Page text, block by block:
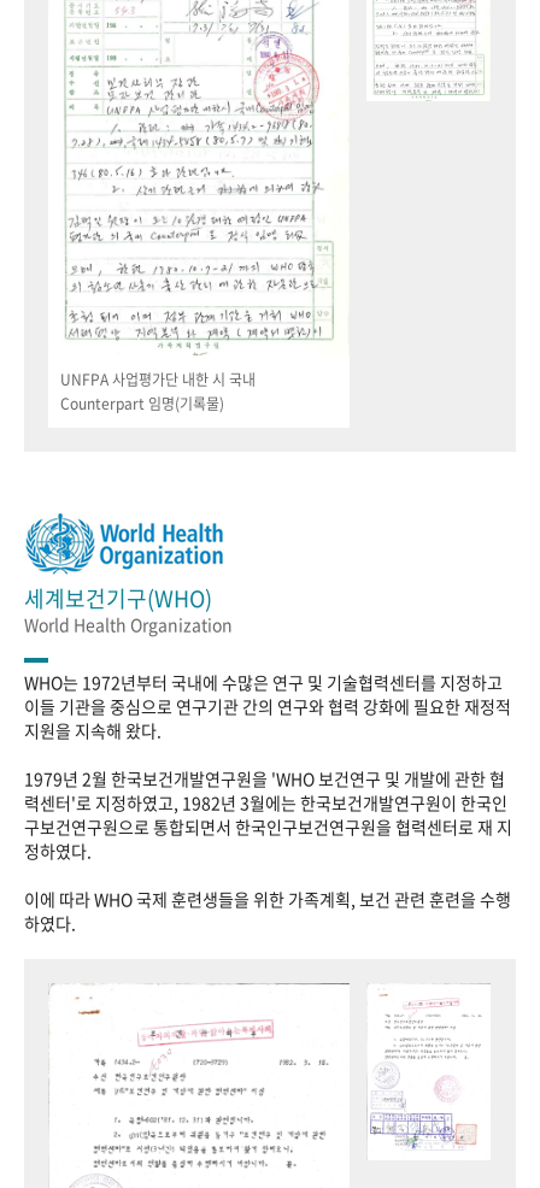
UNFPA 사업평가단 내한 시 국내
Counterpart 임명(기록물)
세계보건기구(WHO)
World Health Organization
WHO는 1972년부터 국내에 수많은 연구 및 기술협력센터를 지정하고
이들 기관을 중심으로 연구기관 간의 연구와 협력 강화에 필요한 재정적
지원을 지속해 왔다.
1979년 2월 한국보건개발연구원을 'WHO 보건연구 및 개발에 관한 협
력센터'로 지정하였고, 1982년 3월에는 한국보건개발연구원이 한국인
구보건연구원으로 통합되면서 한국인구보건연구원을 협력센터로 재 지
정하였다.
이에 따라 WHO 국제 훈련생들을 위한 가족계획, 보건 관련 훈련을 수행
하였다.